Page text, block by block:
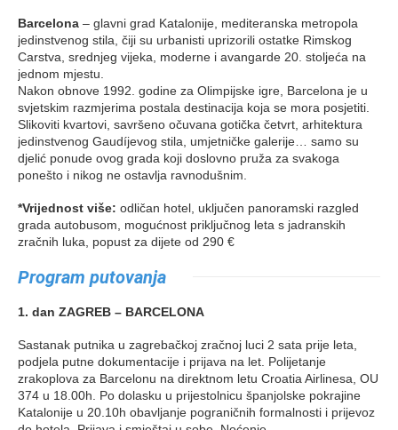
Barcelona – glavni grad Katalonije, mediteranska metropola
jedinstvenog stila, čiji su urbanisti uprizorili ostatke Rimskog
Carstva, srednjeg vijeka, moderne i avangarde 20. stoljeća na
jednom mjestu.
Nakon obnove 1992. godine za Olimpijske igre, Barcelona je u
svjetskim razmjerima postala destinacija koja se mora posjetiti.
Slikoviti kvartovi, savršeno očuvana gotička četvrt, arhitektura
jedinstvenog Gaudíjevog stila, umjetničke galerije… samo su
djelić ponude ovog grada koji doslovno pruža za svakoga
ponešto i nikog ne ostavlja ravnodušnim.
*Vrijednost više: odličan hotel, uključen panoramski razgled
grada autobusom, mogućnost priključnog leta s jadranskih
zračnih luka, popust za dijete od 290 €
Program putovanja
1. dan ZAGREB – BARCELONA
Sastanak putnika u zagrebačkoj zračnoj luci 2 sata prije leta,
podjela putne dokumentacije i prijava na let. Polijetanje
zrakoplova za Barcelonu na direktnom letu Croatia Airlinesa, OU
374 u 18.00h. Po dolasku u prijestolnicu španjolske pokrajine
Katalonije u 20.10h obavljanje pograničnih formalnosti i prijevoz